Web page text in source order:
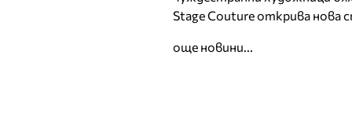
Stage Couture открива нова
още новини...